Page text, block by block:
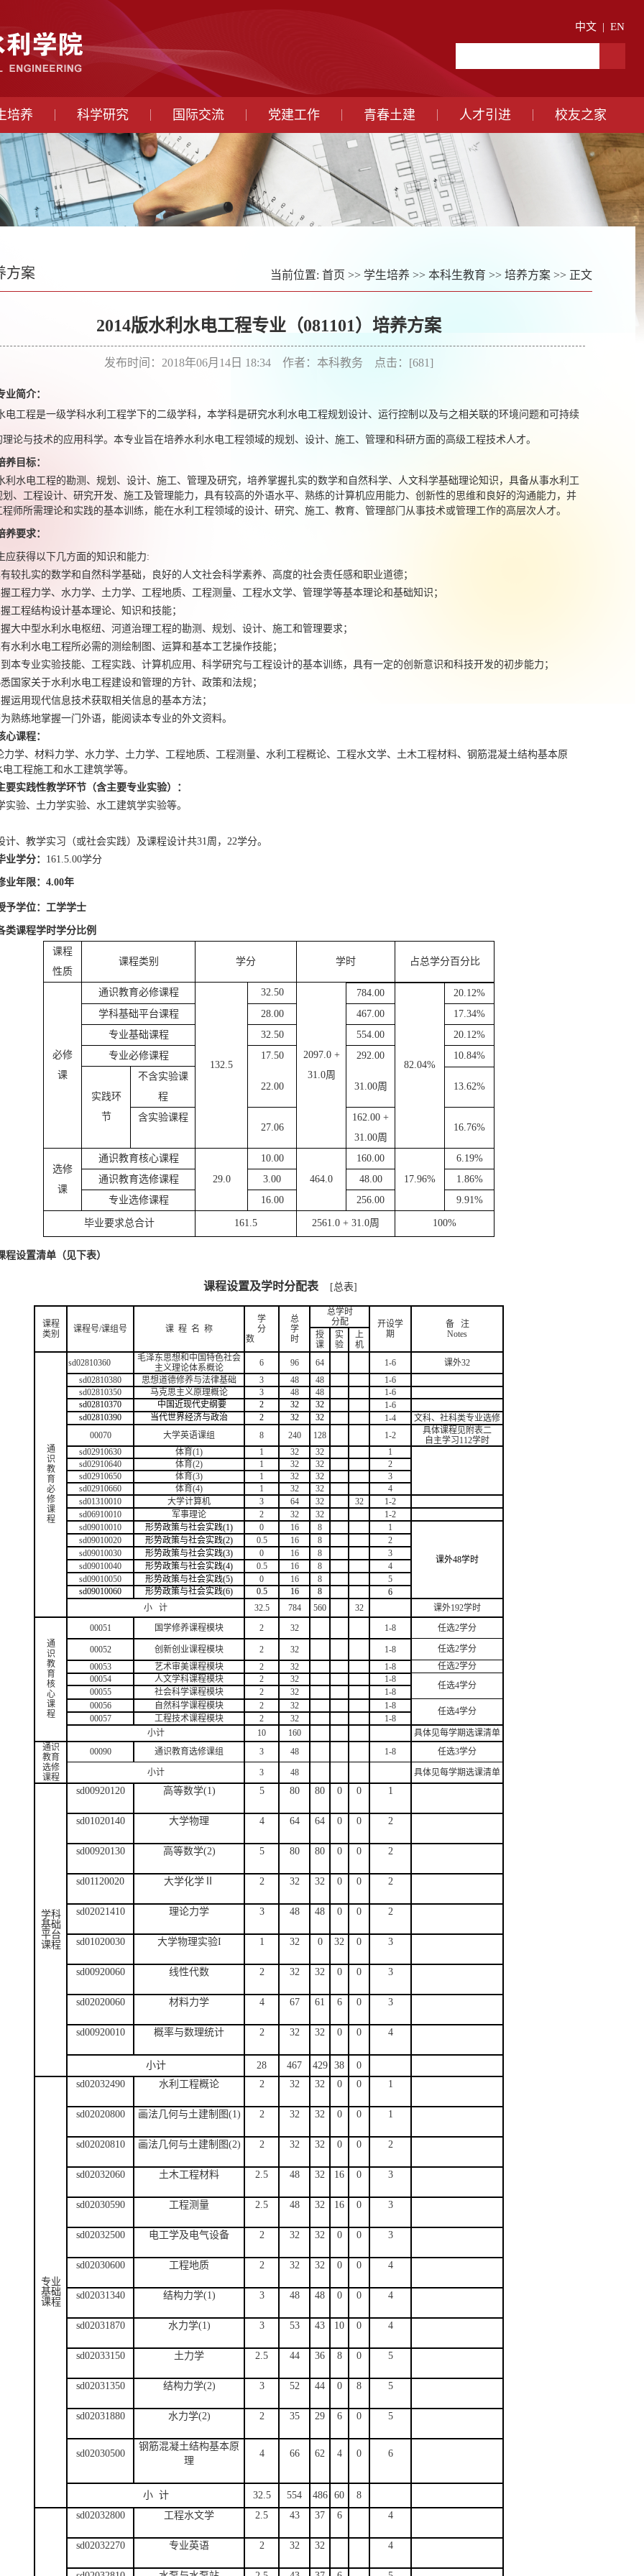
中文 | EN
培养 科学研究 国际交流 党建工作 青春土建 人才引进 校友之家
方案 当前位置: 首页 >> 学生培养 >> 本科生教育 >> 培养方案 >> 正文
2014版水利水电工程专业（081101）培养方案
发布时间：2018年06月14日 18:34 作者：本科教务 点击：[681]
业简介：
电工程是一级学科水利工程学下的二级学科，本学科是研究水利水电工程规划设计、运行控制以及与之相关联的环境问题和可持续
论与技术的应用科学。本专业旨在培养水利水电工程领域的规划、设计、施工、管理和科研方面的高级工程技术人才。
养目标：
利水电工程的勘测、规划、设计、施工、管理及研究，培养掌握扎实的数学和自然科学、人文科学基础理论知识，具备从事水利工
划、工程设计、研究开发、施工及管理能力，具有较高的外语水平、熟练的计算机应用能力、创新性的思维和良好的沟通能力，并
师所需理论和实践的基本训练，能在水利工程领域的设计、研究、施工、教育、管理部门从事技术或管理工作的高层次人才。
养要求：
应获得以下几方面的知识和能力:
较扎实的数学和自然科学基础，良好的人文社会科学素养、高度的社会责任感和职业道德；
工程力学、水力学、土力学、工程地质、工程测量、工程水文学、管理学等基本理论和基础知识；
工程结构设计基本理论、知识和技能；
大中型水利水电枢纽、河道治理工程的勘测、规划、设计、施工和管理要求；
水利水电工程所必需的测绘制图、运算和基本工艺操作技能；
本专业实验技能、工程实践、计算机应用、科学研究与工程设计的基本训练，具有一定的创新意识和科技开发的初步能力；
国家关于水利水电工程建设和管理的方针、政策和法规；
运用现代信息技术获取相关信息的基本方法；
熟练地掌握一门外语，能阅读本专业的外文资料。
心课程：
力学、材料力学、水力学、土力学、工程地质、工程测量、水利工程概论、工程水文学、土木工程材料、钢筋混凝土结构基本原
工程施工和水工建筑学等。
要实践性教学环节（含主要专业实验）：
实验、土力学实验、水工建筑学实验等。
计、教学实习（或社会实践）及课程设计共31周，22学分。
业学分： 161.5.00学分
业年限： 4.00年
予学位：工学学士
类课程学时学分比例
课程
性质
课程类别 学分 学时 占总学分百分比
必修
课
通识教育必修课程
132.5
32.50
2097.0 +
31.0周
784.00
82.04%
20.12%
学科基础平台课程
28.00 467.00 17.34%
专业基础课程
32.50 554.00 20.12%
专业必修课程
17.50 292.00 10.84%
实践环
节
不含实验课
程
22.00 31.00周 13.62%
含实验课程
27.06
162.00 +
31.00周
16.76%
选修
课
通识教育核心课程
29.0
10.00
464.0
160.00
17.96%
6.19%
通识教育选修课程
3.00 48.00 1.86%
专业选修课程
16.00 256.00 9.91%
毕业要求总合计 161.5 2561.0 + 31.0周 100%
程设置清单（见下表）
课程设置及学时分配表 [总表]
课程
类别
课程号/课组号 课 程 名 称
学
分
数
总
学
时
总学时
分配
开设学
期
备 注
Notes
授
课
实
验
上
机
通
识
教
育
必
修
课
程
sd02810360
毛泽东思想和中国特色社会
主义理论体系概论
6 96 64 1-6 课外32
sd02810380
思想道德修养与法律基础 3 48 48
1-6
sd02810350
马克思主义原理概论 3 48 48
1-6
sd02810370
中国近现代史纲要 2 32 32
1-6
sd02810390
当代世界经济与政治 2 32 32 1-4
文科、社科类专业选修
00070
大学英语课组 8 240 128 1-2 具体课程见附表二
自主学习112学时
sd02910630 体育(1) 1 32 32
1
sd02910640 体育(2) 1 32 32
2
sd02910650 体育(3) 1 32 32
3
sd02910660 体育(4) 1 32 32
4
sd01310010 大学计算机 3 64 32 32
1-2
sd06910010 军事理论 2 32 32
1-2
sd09010010 形势政策与社会实践(1) 0 16 8 1
课外48学时
sd09010020 形势政策与社会实践(2) 0.5 16 8
2
sd09010030 形势政策与社会实践(3) 0 16 8
3
sd09010040 形势政策与社会实践(4) 0.5 16 8
4
sd09010050 形势政策与社会实践(5) 0 16 8
5
sd09010060 形势政策与社会实践(6) 0.5 16 8
6
小 计
32.5 784 560 32 课外192学时
通
识
教
育
核
心
课
程
00051 国学修养课程模块 2 32 1-8 任选2学分
00052 创新创业课程模块 2 32 1-8
任选2学分
00053
艺术审美课程模块 2 32 1-8
任选2学分
00054
人文学科课程模块 2 32 1-8
任选4学分
00055 社会科学课程模块 2 32
1-8
00056
自然科学课程模块 2 32 1-8
任选4学分
00057 工程技术课程模块 2 32
1-8
小计
10 160 具体见每学期选课清单
通识
教育
选修
课程
00090 通识教育选修课组 3 48 1-8 任选3学分
小计 3 48 具体见每学期选课清单
学科
基础
平台
课程
sd00920120 高等数学(1) 5 80 80 0 0 1
sd01020140 大学物理 4 64 64 0 0 2
sd00920130 高等数学(2) 5 80 80 0 0 2
sd01120020 大学化学Ⅱ 2 32 32 0 0 2
sd02021410 理论力学 3 48 48 0 0 2
sd01020030 大学物理实验I 1 32 0 32 0 3
sd00920060 线性代数 2 32 32 0 0 3
sd02020060 材料力学 4 67 61 6 0 3
sd00920010 概率与数理统计 2 32 32 0 0 4
小计 28 467 429 38 0
专业
基础
课程
sd02032490 水利工程概论 2 32 32 0 0 1
sd02020800 画法几何与土建制图(1) 2 32 32 0 0 1
sd02020810 画法几何与土建制图(2) 2 32 32 0 0 2
sd02032060 土木工程材料 2.5 48 32 16 0 3
sd02030590 工程测量 2.5 48 32 16 0 3
sd02032500 电工学及电气设备 2 32 32 0 0 3
sd02030600 工程地质 2 32 32 0 0 4
sd02031340 结构力学(1) 3 48 48 0 0 4
sd02031870 水力学(1) 3 53 43 10 0 4
sd02033150 土力学 2.5 44 36 8 0 5
sd02031350 结构力学(2) 3 52 44 0 8 5
sd02031880 水力学(2) 2 35 29 6 0 5
sd02030500
钢筋混凝土结构基本原
理
4 66 62 4 0 6
小 计 32.5 554 486 60
8
sd02032800
工程水文学 2.5 43 37 6 4
sd02032270 专业英语 2 32 32 4